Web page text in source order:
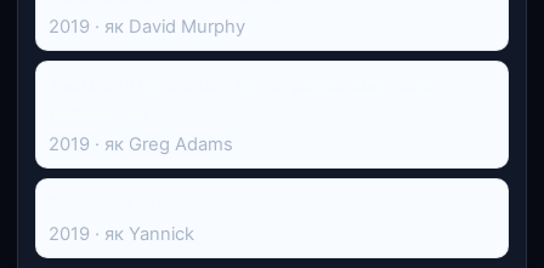
2019 · як David Murphy
2019 · як Greg Adams
2019 · як Yannick